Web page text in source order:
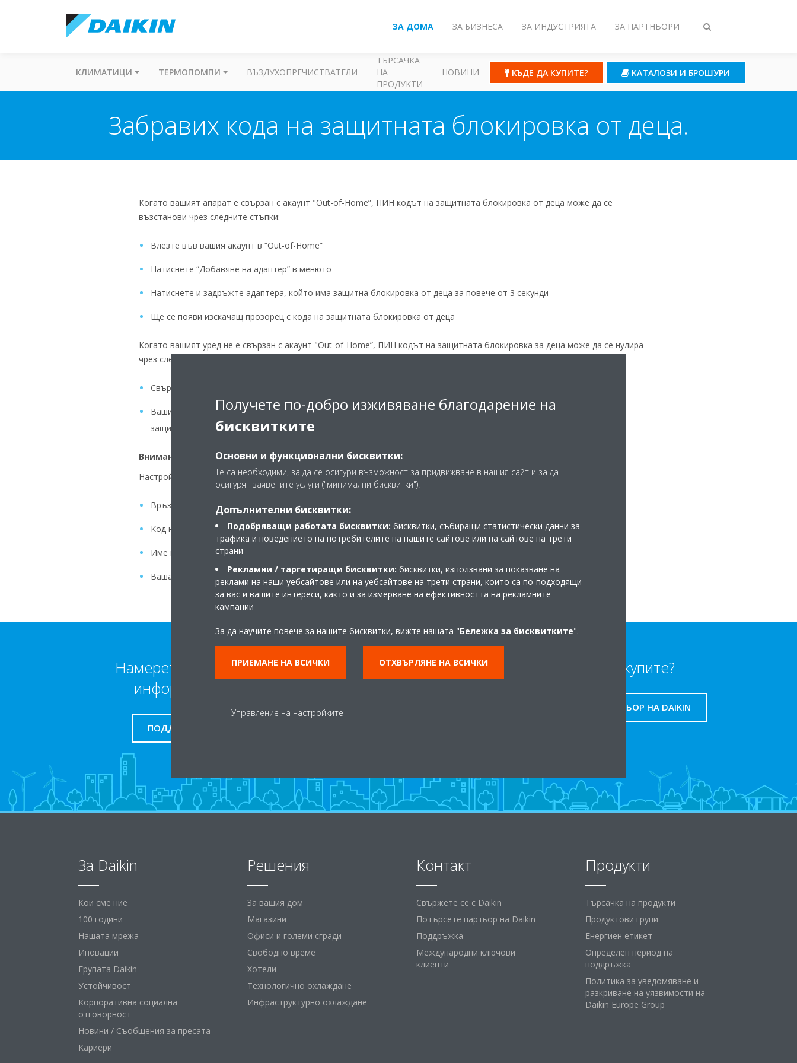
Toggle
ЗА ДОМА ЗА БИЗНЕСА ЗА ИНДУСТРИЯТА ЗА ПАРТНЬОРИ
КЛИМАТИЦИ ТЕРМОПОМПИ ВЪЗДУХОПРЕЧИСТВАТЕЛИ
ТЪРСАЧКА
НА
ПРОДУКТИ
НОВИНИ КЪДЕ ДА КУПИТЕ? КАТАЛОЗИ И БРОШУРИ
Забравих кода на защитната блокировка от деца.
Когато вашият апарат е свързан с акаунт "Out-of-Home”, ПИН кодът на защитната блокировка от деца може да се
възстанови чрез следните стъпки:
Влезте във вашия акаунт в “Out-of-Home”
Натиснете “Добавяне на адаптер” в менюто
Натиснете и задръжте адаптера, който има защитна блокировка от деца за повече от 3 секунди
Ще се появи изскачащ прозорец с кода на защитната блокировка от деца
Когато вашият уред не е свързан с акаунт "Out-of-Home”, ПИН кодът на защитната блокировка за деца може да се нулира
чрез следните стъпки:
Свържете се с монтажника
Вашият монтажник ще трябва да възстанови фабричните настройки на LAN адаптера, за да се премахне кода на
защитната блокировка от деца.
Внимание: възстановяването на фабричните настройки на LAN адаптера изтрива всички настройки.
Настройки, които се нулират:
Връзка с домашната мрежа (настройки на LAN)
Код на защитната блокировка от деца
Име на уреда и икона
Вашата връзка Out-of-Home между адаптера и потребителския акаунт
Намерете повече
информация
ПОДДРЪЖКА
Разгледайте нашия Virtual
Къде да купите?
НАМЕРЕТЕ ПАРТНЬОР НА DAIKIN
За Daikin
Кои сме ние
100 години
Нашата мрежа
Иновации
Групата Daikin
Устойчивост
Корпоративна социална
отговорност
Новини / Съобщения за пресата
Кариери
Решения
За вашия дом
Магазини
Офиси и големи сгради
Свободно време
Хотели
Технологично охлаждане
Инфраструктурно охлаждане
Контакт
Свържете се с Daikin
Потърсете партьор на Daikin
Поддръжка
Международни ключови
клиенти
Продукти
Търсачка на продукти
Продуктови групи
Енергиен етикет
Определен период на
поддръжка
Политика за уведомяване и
разкриване на уязвимости на
Daikin Europe Group
Получете по-добро изживяване благодарение на
бисквитките
Основни и функционални бисквитки:
Те са необходими, за да се осигури възможност за придвижване в нашия сайт и за да
осигурят заявените услуги ("минимални бисквитки").
Допълнителни бисквитки:
Подобряващи работата бисквитки: бисквитки, събиращи статистически данни за
трафика и поведението на потребителите на нашите сайтове или на сайтове на трети
страни
Рекламни / таргетиращи бисквитки: бисквитки, използвани за показване на
реклами на наши уебсайтове или на уебсайтове на трети страни, които са по-подходящи
за вас и вашите интереси, както и за измерване на ефективността на рекламните
кампании
За да научите повече за нашите бисквитки, вижте нашата "Бележка за бисквитките".
ПРИЕМАНЕ НА ВСИЧКИ ОТХВЪРЛЯНЕ НА ВСИЧКИ
Управление на настройките